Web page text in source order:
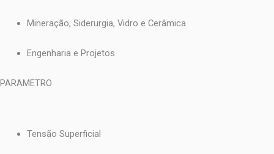
Mineração, Siderurgia, Vidro e Cerâmica
Engenharia e Projetos
PARAMETRO
Tensão Superficial